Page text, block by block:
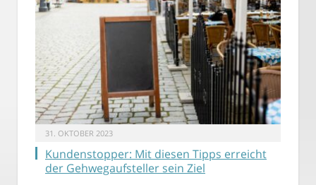
31. OKTOBER 2023
Kundenstopper: Mit diesen Tipps erreicht
der Gehwegaufsteller sein Ziel